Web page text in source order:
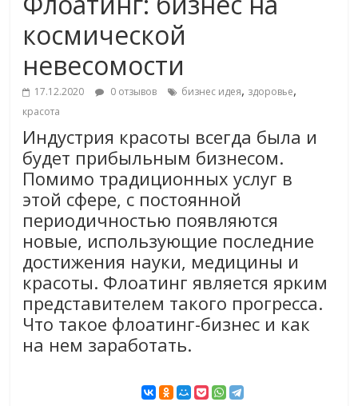
космической
невесомости
17.12.2020 0 отзывов бизнес идея, здоровье,
красота
Индустрия красоты всегда была и
будет прибыльным бизнесом.
Помимо традиционных услуг в
этой сфере, с постоянной
периодичностью появляются
новые, использующие последние
достижения науки, медицины и
красоты. Флоатинг является ярким
представителем такого прогресса.
Что такое флоатинг-бизнес и как
на нем заработать.